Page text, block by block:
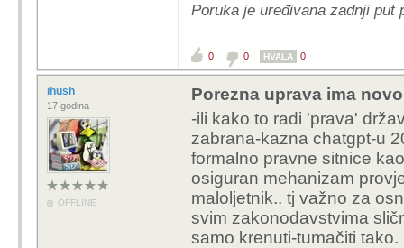
Poruka je uređivana zadnji put
0 0 HVALA 0
ihush
17 godina
OFFLINE
Porezna uprava ima
-ili kako to radi 'prava'
zabrana-kazna chatgpt-u
formalno pravne sitnice
osiguran mehanizam
maloljetnik.. tj važno za
svim zakonodavstvima
samo krenuti-tumačiti tako.